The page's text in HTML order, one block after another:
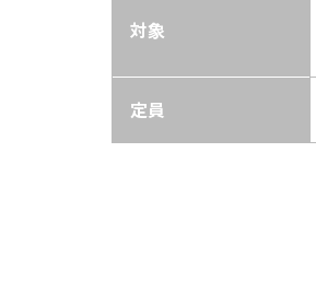
対象
定員